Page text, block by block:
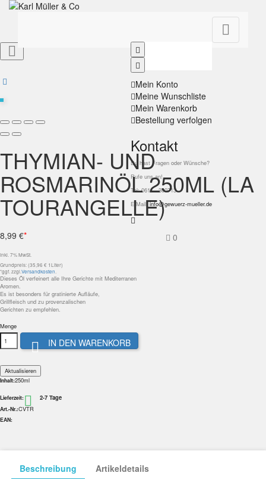

Mein Konto
Meine Wunschliste
Mein Warenkorb
Bestellung verfolgen
Kontakt
Du hast Fragen oder Wünsche?
Rufe uns an!
Tel: 0611 - 300713
E-Mail:info@gewuerz-mueller.de
0

THYMIAN- UND
ROSMARINÖL 250ML (LA
TOURANGELLE)
8,99 €*
inkl. 7% MwSt.
Grundpreis: (35,96 € 1Liter)
*ggf. zzgl.Versandkosten.
Dieses Öl verfeinert alle Ihre Gerichte mit Mediterranen
Aromen.
Es ist besonders für gratinierte Aufläufe,
Grillfleisch und zu provenzalischen
Gerichten zu empfehlen.
Menge
 IN DEN WARENKORB
Inhalt:250ml
Lieferzeit:  2-7 Tage
Art.-Nr.:CVTR
EAN:
Beschreibung Artikeldetails